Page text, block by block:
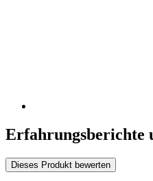
Erfahrungsberichte
Dieses Produkt bewerten